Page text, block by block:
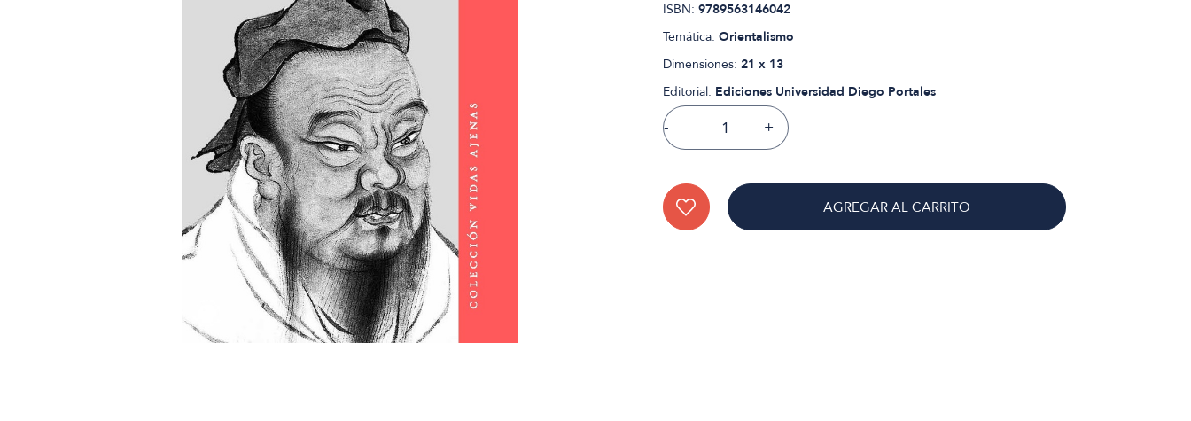
ISBN: 9789563146042
Temática: Orientalismo
Dimensiones: 21 x 13
Editorial: Ediciones Universidad Diego Portales
- +
AGREGAR AL CARRITO